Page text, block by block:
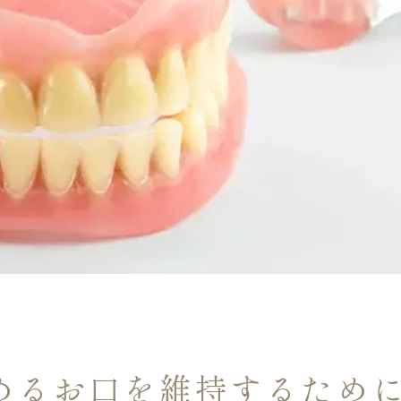
お口を維持するため